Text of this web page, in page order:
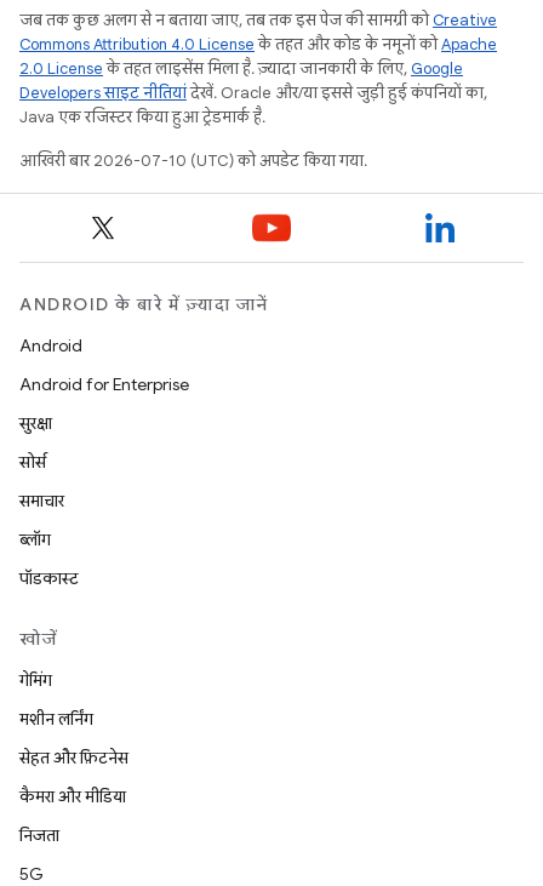
जब तक कुछ अलग से न बताया जाए, तब तक इस पेज की सामग्री कोCreative
Commons Attribution 4.0 Licenseके तहत और कोड के नमूनों कोApache
2.0 Licenseके तहत लाइसेंस मिला है. ज़्यादा जानकारी के लिए,Google
Developers साइट नीतियांदेखें. Oracle और/या इससे जुड़ी हुई कंपनियों का,
Java एक रजिस्टर किया हुआ ट्रेडमार्क है.
आखिरी बार 2026-07-10 (UTC) को अपडेट किया गया.
ANDROID के बारे में ज़्यादा जानें
Android
Android for Enterprise
सुरक्षा
सोर्स
समाचार
ब्लॉग
पॉडकास्ट
खोजें
गेमिंग
मशीन लर्निंग
सेहत और फ़िटनेस
कैमरा और मीडिया
निजता
5G